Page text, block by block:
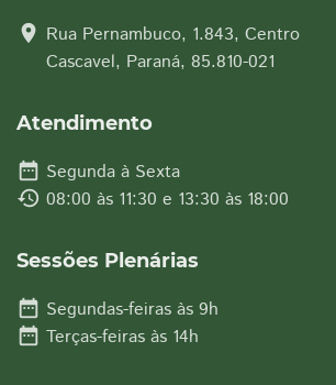
location_on Rua Pernambuco, 1.843, Centro
Cascavel, Paraná, 85.810-021
Atendimento
date_range Segunda à Sexta
history 08:00 às 11:30 e 13:30 às 18:00
Sessões Plenárias
date_range Segundas-feiras às 9h
date_range Terças-feiras às 14h